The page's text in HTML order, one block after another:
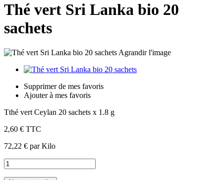
Thé vert Sri Lanka bio 20
sachets
Agrandir l'image
Supprimer de mes favoris
Ajouter à mes favoris
Tthé vert Ceylan 20 sachets x 1.8 g
2,60 € TTC
72,22 € par Kilo